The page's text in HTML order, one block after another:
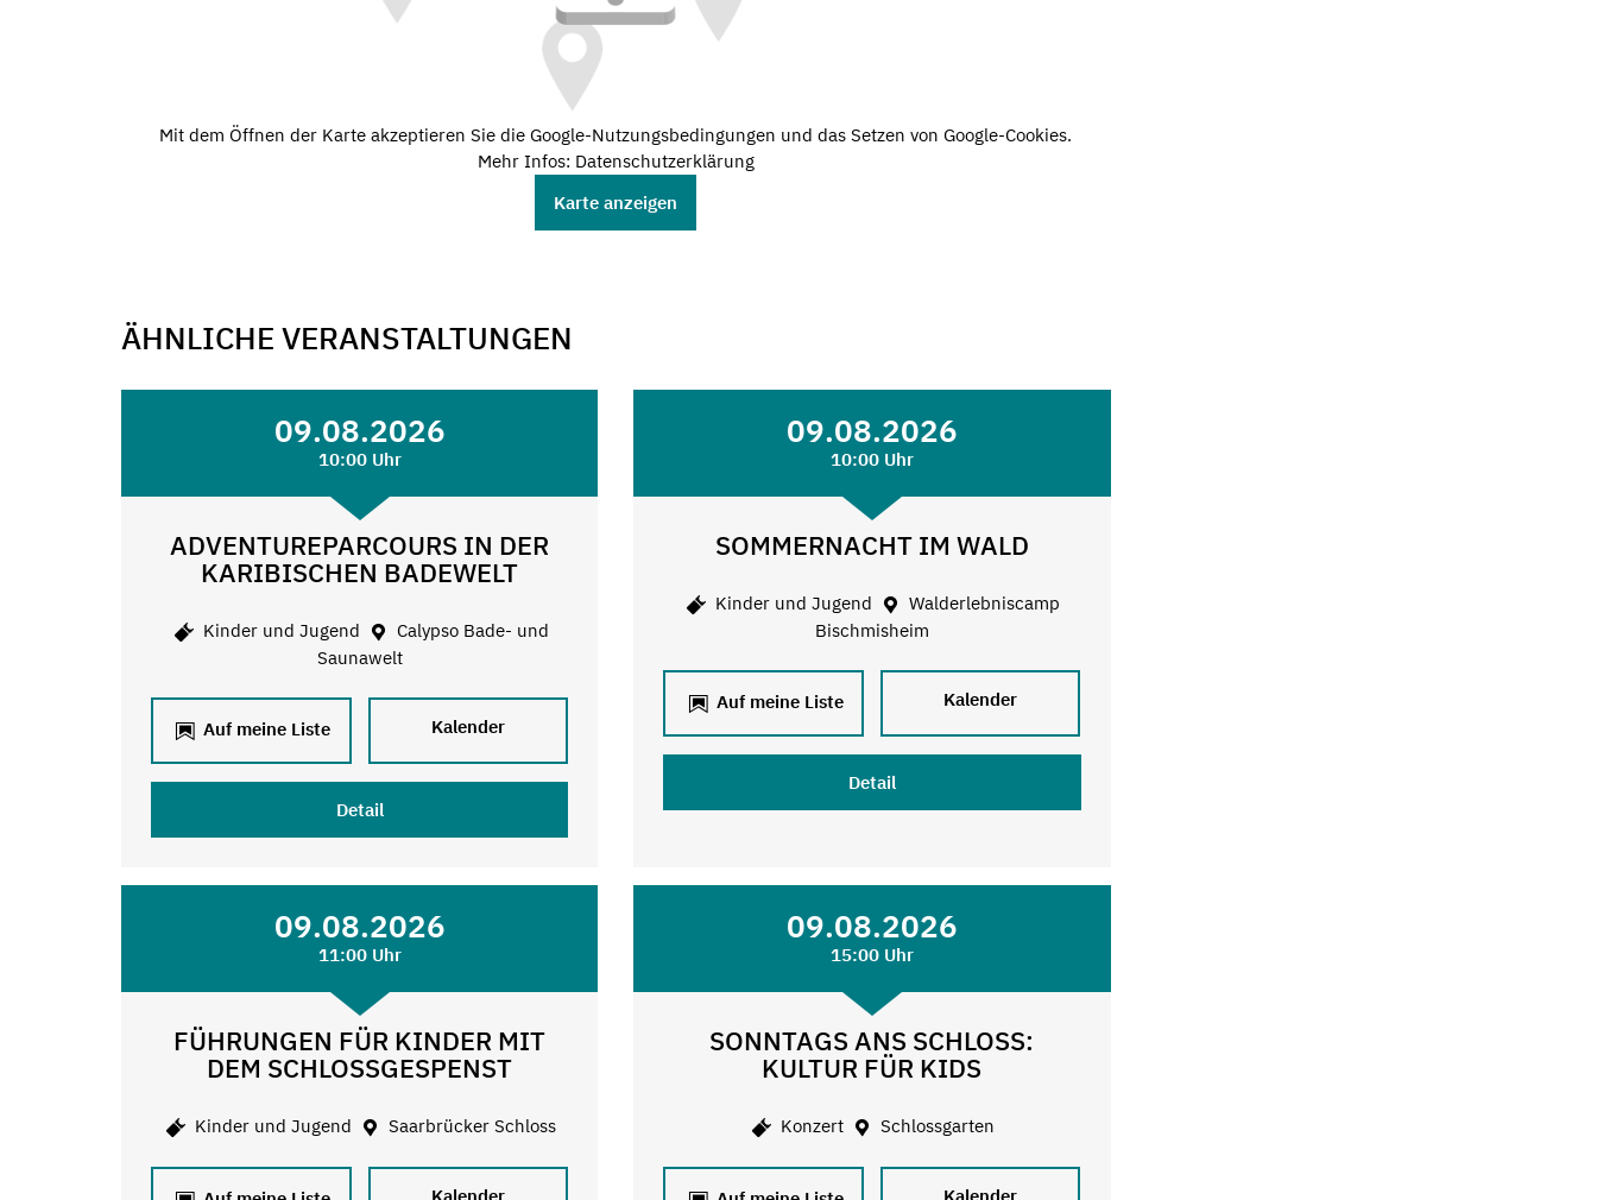
Mit dem Öffnen der Karte akzeptieren Sie die Google-Nutzungsbedingungen und das Setzen von Google-Cookies.
Mehr Infos: Datenschutzerklärung
Karte anzeigen
ÄHNLICHE VERANSTALTUNGEN
09.08.2026
10:00 Uhr
ADVENTUREPARCOURS IN DER
KARIBISCHEN BADEWELT
Kinder und Jugend
Calypso Bade- und
Saunawelt
Auf meine Liste Kalender
Detail
09.08.2026
10:00 Uhr
SOMMERNACHT IM WALD
Kinder und Jugend
Walderlebniscamp
Bischmisheim
Auf meine Liste Kalender
Detail
09.08.2026
11:00 Uhr
FÜHRUNGEN FÜR KINDER MIT
DEM SCHLOSSGESPENST
Kinder und Jugend Saarbrücker Schloss
09.08.2026
15:00 Uhr
SONNTAGS ANS SCHLOSS:
KULTUR FÜR KIDS
Konzert Schlossgarten